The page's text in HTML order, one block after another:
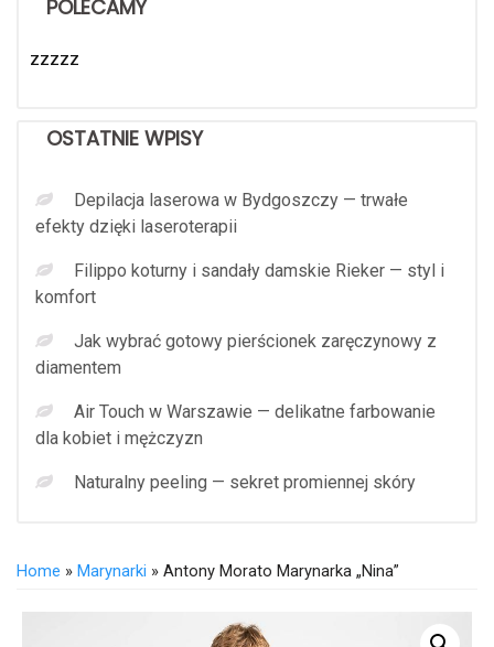
POLECAMY
zzzzz
OSTATNIE WPISY
Depilacja laserowa w Bydgoszczy — trwałe
efekty dzięki laseroterapii
Filippo koturny i sandały damskie Rieker — styl i
komfort
Jak wybrać gotowy pierścionek zaręczynowy z
diamentem
Air Touch w Warszawie — delikatne farbowanie
dla kobiet i mężczyzn
Naturalny peeling — sekret promiennej skóry
Home » Marynarki » Antony Morato Marynarka „Nina”